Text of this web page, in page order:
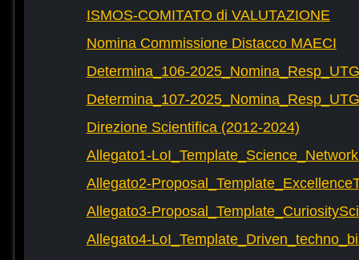
ISMOS-COMITATO di VALUTAZIONE
Nomina Commissione Distacco MAECI
Determina_106-
Determina_107-
Direzione Scientifica (2012-2024)
Allegato1-
Allegato2-
Allegato3-
Allegato4-